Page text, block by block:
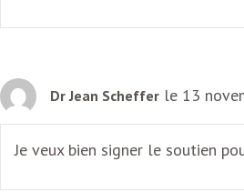
Dr Jean Scheffer le 13
Je veux bien signer le soutien